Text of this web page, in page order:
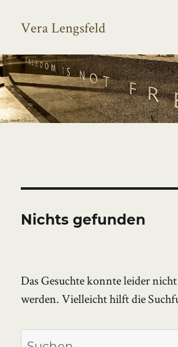
Vera Lengsfeld
Nichts gefunden
Das Gesuchte konnte leider
werden. Vielleicht hilft die
Suchen